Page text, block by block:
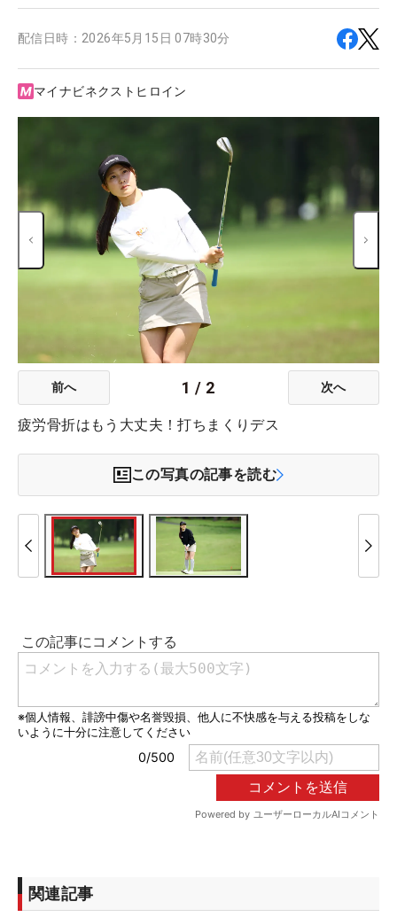
配信日時： 2026年5月15日 07時30分
マイナビネクストヒロイン
前へ 1 / 2 次へ
疲労骨折はもう大丈夫！打ちまくりデス
この写真の記事を読む
関連記事